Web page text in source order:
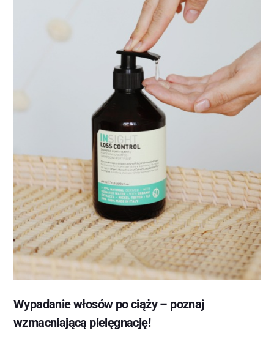
Wypadanie włosów po ciąży – poznaj
wzmacniającą pielęgnację!